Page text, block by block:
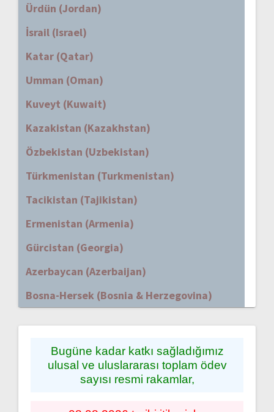
Ürdün (Jordan)
İsrail (Israel)
Katar (Qatar)
Umman (Oman)
Kuveyt (Kuwait)
Kazakistan (Kazakhstan)
Özbekistan (Uzbekistan)
Türkmenistan (Turkmenistan)
Tacikistan (Tajikistan)
Ermenistan (Armenia)
Gürcistan (Georgia)
Azerbaycan (Azerbaijan)
Bosna-Hersek (Bosnia & Herzegovina)
Bugüne kadar katkı sağladığımız
ulusal ve uluslararası toplam ödev
sayısı resmi rakamlar,